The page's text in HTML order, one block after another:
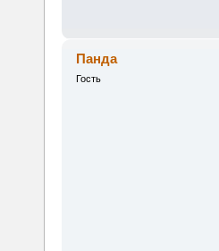
Панда
Гость